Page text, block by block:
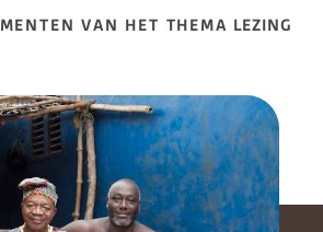
VAN HET THEMA LEZING